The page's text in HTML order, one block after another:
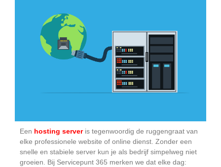
Een hosting serveris tegenwoordig de ruggengraat van
elke professionele website of online dienst. Zonder een
snelle en stabiele server kun je als bedrijf simpelweg niet
groeien. Bij Servicepunt 365 merken we dat elke dag: